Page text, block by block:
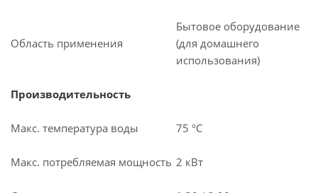
Область применения
Бытовое оборудование
(для домашнего
использования)
Производительность
Макс. температура воды 75 °С
Макс. потребляемая мощность 2 кВт